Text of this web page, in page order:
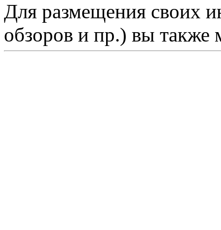
Для размещения своих
обзоров и пр.) вы также